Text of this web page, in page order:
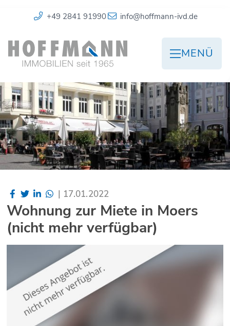
+49 2841 91990 info@hoffmann-ivd.de
MENÜ
| 17.01.2022
Wohnung zur Miete in Moers
(nicht mehr verfügbar)